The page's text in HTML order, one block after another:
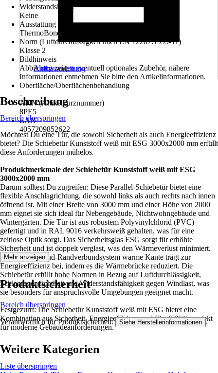
Widerstandsklasse
Keine
Ausstattung
ThermoBond - Randverbundsystem "warme Kante"
Norm (Luftdurchlässigkeit nach EN 12207:1999-11)
Klasse 2
Bildhinweis
Abbildung zeigen eventuell optionales Zubehör, nähere
Informationen entnehmen Sie bitte den Artikelinformationen.
Oberfläche/Oberflächenbehandlung
-
AKN (Artikelkurznummer)
8PE5
EAN
4057209852622
Aufbauanleitung
Beschreibung
Bereich überspringen
Möchtest Du eine Tür, die sowohl Sicherheit als auch Energieeffizienz
bietet? Die Schiebetür Kunststoff weiß mit ESG 3000x2000 mm erfüllt
diese Anforderungen mühelos.
Produktmerkmale der Schiebetür Kunststoff weiß mit ESG
3000x2000 mm
Darum solltest Du zugreifen: Diese Parallel-Schiebetür bietet eine
flexible Anschlagrichtung, die sowohl links als auch rechts nach innen
öffnend ist. Mit einer Breite von 3000 mm und einer Höhe von 2000
mm eignet sie sich ideal für Nebengebäude, Nichtwohngebäude und
Wintergärten. Die Tür ist aus robustem Polyvinylchlorid (PVC)
gefertigt und in RAL 9016 verkehrsweiß gehalten, was für eine
zeitlose Optik sorgt. Das Sicherheitsglas ESG sorgt für erhöhte
Sicherheit und ist doppelt verglast, was den Wärmeverlust minimiert.
Der ThermoBond-Randverbundsystem warme Kante trägt zur
Energieeffizienz bei, indem es die Wärmebrücke reduziert. Die
Schiebetür erfüllt hohe Normen in Bezug auf Luftdurchlässigkeit,
Schlagregendichtheit und Widerstandsfähigkeit gegen Windlast, was
sie besonders für anspruchsvolle Umgebungen geeignet macht.
Festgezurrt: Die Schiebetür Kunststoff weiß mit ESG bietet eine
Kombination aus Sicherheit, Energieeffizienz und Flexibilität, perfekt
für moderne Gebäudeanforderungen.
Mehr anzeigen
Produktsicherheit
Bereich überspringen
Verantwortlich für Produktsicherheit: Siehe Herstellerinformationen .
Weitere Kategorien
Liste überspringen